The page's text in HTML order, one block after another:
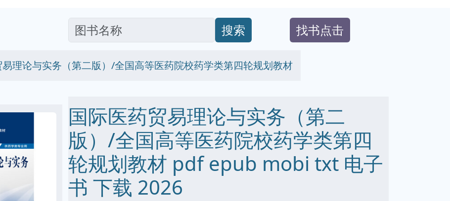
搜索 找书点击
理论与实务（第二版）/全国高等医药院校药学类第四轮规划教材
国际医药贸易理论与实务（第二
版）/全国高等医药院校药学类第四
轮规划教材 pdf epub mobi txt 电子
书 下载 2026